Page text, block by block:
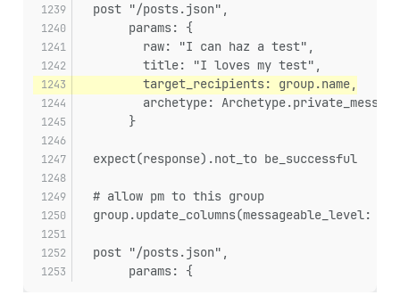
  post "/posts.json",
       params: {
         raw: "I can haz a test",
         title: "I loves my test",
         target_recipients: group.name,
archetype:
       }
  expect(response).not_to be_successful
  # allow pm to this group
group.update_columns(messageable_level:
  post "/posts.json",
       params: {